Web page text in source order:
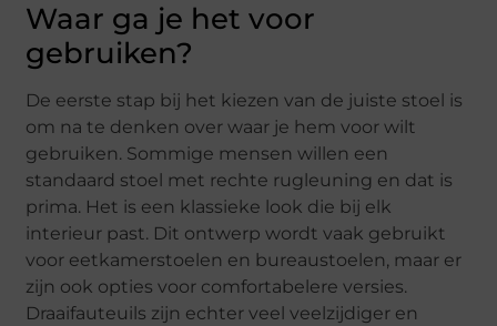
Waar ga je het voor
gebruiken?
De eerste stap bij het kiezen van de juiste stoel is
om na te denken over waar je hem voor wilt
gebruiken. Sommige mensen willen een
standaard stoel met rechte rugleuning en dat is
prima. Het is een klassieke look die bij elk
interieur past. Dit ontwerp wordt vaak gebruikt
voor eetkamerstoelen en bureaustoelen, maar er
zijn ook opties voor comfortabelere versies.
Draaifauteuils zijn echter veel veelzijdiger en